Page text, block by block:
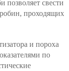
позволяет свести
проходящих
и пороха
по